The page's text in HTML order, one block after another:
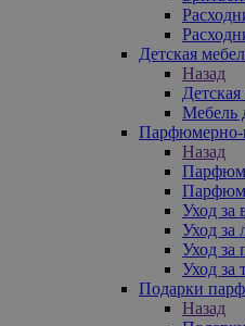
Детская
Назад
Мебель
Парфюмерно-
Назад
Уход за
Уход за
Уход за
Уход за
Подарки
Назад